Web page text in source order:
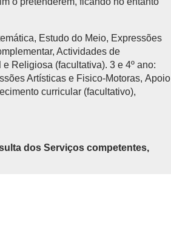
Estudo do Meio, Expressões
Actividades de
Religiosa (facultativa). 3 e 4º ano:
Artísticas e Fisico-Motoras, Apoio
curricular (facultativo),
dos Serviços competentes,